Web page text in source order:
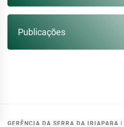
Publicações
GERÊNCIA DA SERRA DA IBIAPABA |